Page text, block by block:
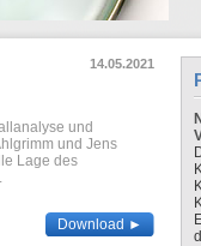
14.05.2021
und
und Jens
Lage des
Download ►